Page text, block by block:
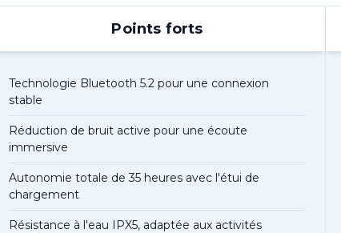
Points forts
Technologie Bluetooth 5.2 pour une connexion
stable
Réduction de bruit active pour une écoute
immersive
Autonomie totale de 35 heures avec l'étui de
chargement
Résistance à l'eau IPX5, adaptée aux activités